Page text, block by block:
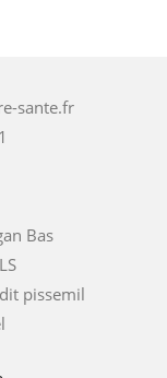
sante.fr
Bas
pissemil